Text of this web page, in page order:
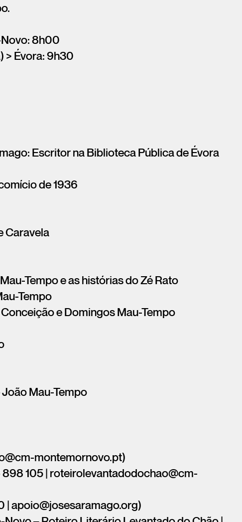
8h00
> Évora: 9h30
Escritor na Biblioteca Pública de Évora
de 1936
Caravela
Tempo e as histórias do Zé Rato
Tempo
e Domingos Mau-Tempo
Mau-Tempo
montemornovo.pt)
105 | roteirolevantadodochao@cm-
| apoio@josesaramago.org)